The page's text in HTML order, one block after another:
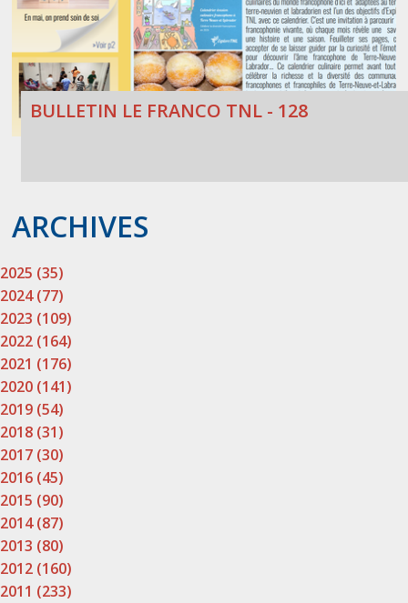
BULLETIN LE FRANCO TNL - 128
ARCHIVES
2025 (35)
2024 (77)
2023 (109)
2022 (164)
2021 (176)
2020 (141)
2019 (54)
2018 (31)
2017 (30)
2016 (45)
2015 (90)
2014 (87)
2013 (80)
2012 (160)
2011 (233)